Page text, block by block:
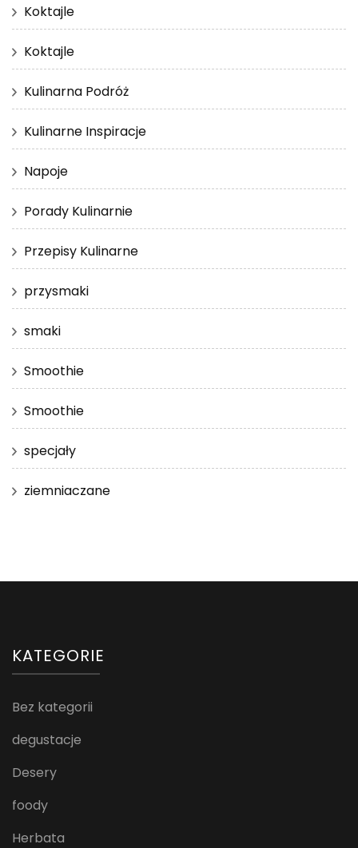
Koktajle
Koktajle
Kulinarna Podróż
Kulinarne Inspiracje
Napoje
Porady Kulinarnie
Przepisy Kulinarne
przysmaki
smaki
Smoothie
Smoothie
specjały
ziemniaczane
KATEGORIE
Bez kategorii
degustacje
Desery
foody
Herbata